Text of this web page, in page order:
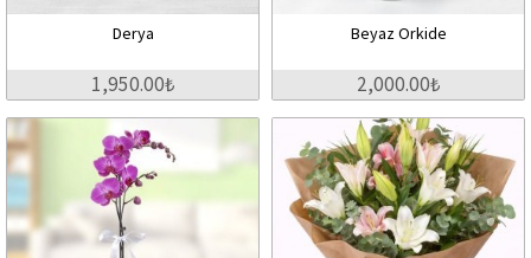
Derya
1,950.00₺
Beyaz Orkide
2,000.00₺